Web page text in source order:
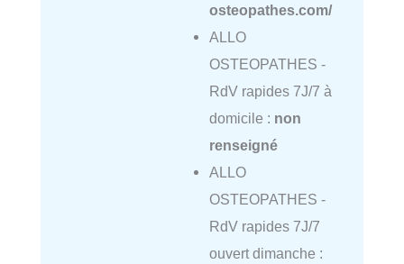
osteopathes.com/
ALLO
OSTEOPATHES -
RdV rapides 7J/7 à
domicile : non
renseigné
ALLO
OSTEOPATHES -
RdV rapides 7J/7
ouvert dimanche :